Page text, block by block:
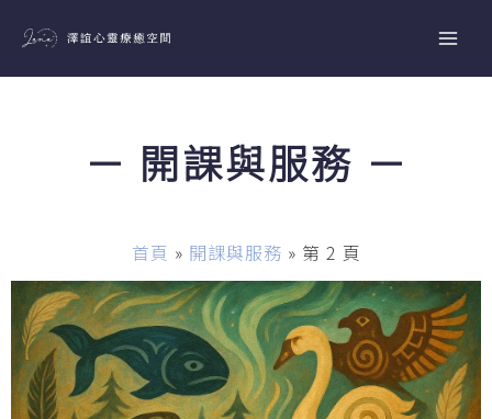
主
－ 開課與服務 －
首頁 » 開課與服務 » 第 2 頁